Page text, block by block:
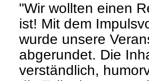
"Wir wollten einen
ist! Mit dem
wurde unsere
abgerundet. Die
verständlich,